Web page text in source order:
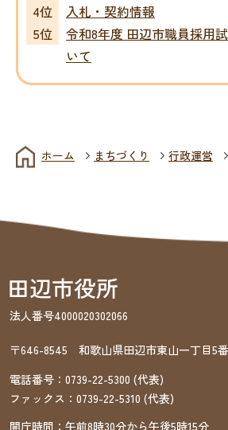
入札・契約情報
令和8年度 田辺市職員採用
いて
ホーム まちづくり 行政運営
法人番号4000020302066
〒646-8545 和歌山県田辺市東山一丁目5
電話番号： 0739-22-5300 (代表)
ファックス： 0739-22-5310 (代表)
開庁時間：午前8時30分から午後5時15分